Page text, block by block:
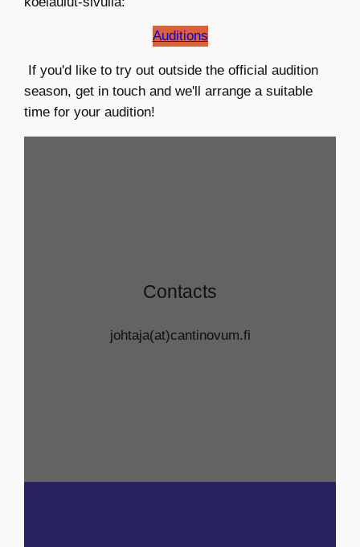
Auditions
If you'd like to try out outside the official audition
season, get in touch and we'll arrange a suitable
time for your audition!
Contacts
johtaja(at)cantinovum.fi